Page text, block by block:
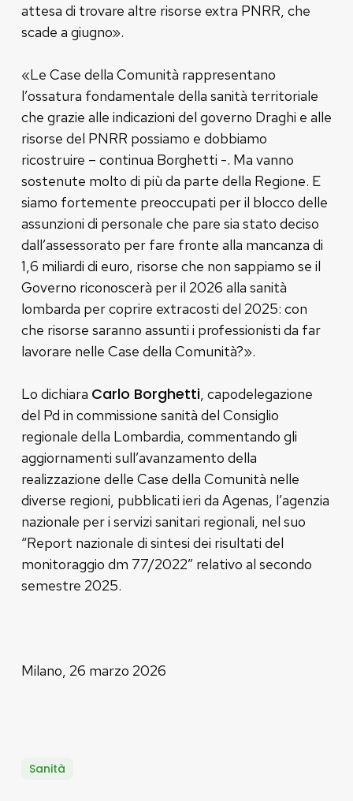
attesa di trovare altre risorse extra PNRR, che
scade a giugno».
«Le Case della Comunità rappresentano
l’ossatura fondamentale della sanità territoriale
che grazie alle indicazioni del governo Draghi e alle
risorse del PNRR possiamo e dobbiamo
ricostruire – continua Borghetti -. Ma vanno
sostenute molto di più da parte della Regione. E
siamo fortemente preoccupati per il blocco delle
assunzioni di personale che pare sia stato deciso
dall’assessorato per fare fronte alla mancanza di
1,6 miliardi di euro, risorse che non sappiamo se il
Governo riconoscerà per il 2026 alla sanità
lombarda per coprire extracosti del 2025: con
che risorse saranno assunti i professionisti da far
lavorare nelle Case della Comunità?».
Lo dichiara Carlo Borghetti, capodelegazione
del Pd in commissione sanità del Consiglio
regionale della Lombardia, commentando gli
aggiornamenti sull’avanzamento della
realizzazione delle Case della Comunità nelle
diverse regioni, pubblicati ieri da Agenas, l’agenzia
nazionale per i servizi sanitari regionali, nel suo
“Report nazionale di sintesi dei risultati del
monitoraggio dm 77/2022” relativo al secondo
semestre 2025.
Milano, 26 marzo 2026
Sanità